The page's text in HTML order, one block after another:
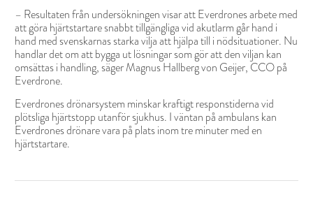
– Resultaten från undersökningen visar att Everdrones arbete med
att göra hjärtstartare snabbt tillgängliga vid akutlarm går hand i
hand med svenskarnas starka vilja att hjälpa till i nödsituationer. Nu
handlar det om att bygga ut lösningar som gör att den viljan kan
omsättas i handling, säger Magnus Hallberg von Geijer, CCO på
Everdrone.
Everdrones drönarsystem minskar kraftigt responstiderna vid
plötsliga hjärtstopp utanför sjukhus. I väntan på ambulans kan
Everdrones drönare vara på plats inom tre minuter med en
hjärtstartare.